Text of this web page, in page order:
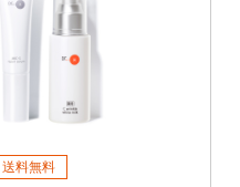
送料無料